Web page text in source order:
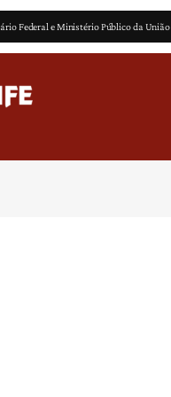
Federal e Ministério Público da União